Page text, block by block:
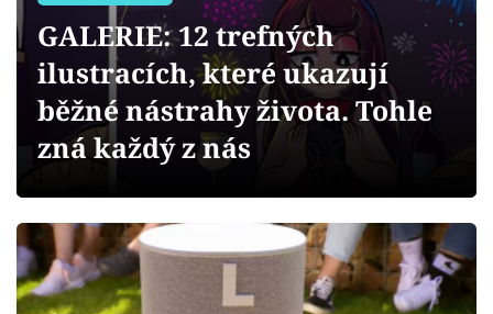
Videa
Sledujte prima+
Sledujte nás
GALERIE: 12 trefných
ilustracích, které ukazují
běžné nástrahy života. Tohle
zná každý z nás